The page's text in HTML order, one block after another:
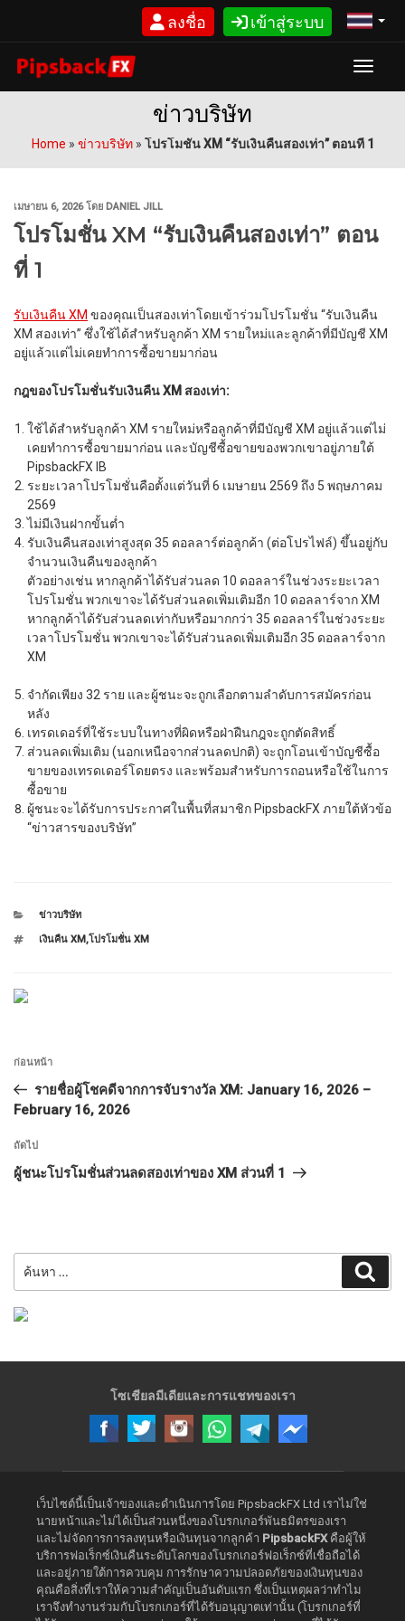
บทความ
เข้าสู่ระบบ
ลงชื่อ
ข่าวบริษัท
Home » ข่าวบริษัท» โปรโมชั่น XM “รับเงินคืนสองเท่า” ตอนที่ 1
เขียน
วัน
เมษายน 6, 2026โดย DANIEL JILL
โปรโมชั่น XM “รับเงินคืนสองเท่า” ตอน
ที่ 1
รับเงินคืน XM ของคุณเป็นสองเท่าโดยเข้าร่วมโปรโมชั่น “รับเงินคืน
XM สองเท่า” ซึ่งใช้ได้สำหรับลูกค้า XM รายใหม่และลูกค้าที่มีบัญชี XM
อยู่แล้วแต่ไม่เคยทำการซื้อขายมาก่อน
กฎของโปรโมชั่นรับเงินคืน XM สองเท่า:
ใช้ได้สำหรับลูกค้า XM รายใหม่หรือลูกค้าที่มีบัญชี XM อยู่แล้วแต่ไม่
เคยทำการซื้อขายมาก่อน และบัญชีซื้อขายของพวกเขาอยู่ภายใต้
PipsbackFX IB
ระยะเวลาโปรโมชั่นคือตั้งแต่วันที่ 6 เมษายน 2569 ถึง 5 พฤษภาคม
2569
ไม่มีเงินฝากขั้นต่ำ
รับเงินคืนสองเท่าสูงสุด 35 ดอลลาร์ต่อลูกค้า (ต่อโปรไฟล์) ขึ้นอยู่กับ
จำนวนเงินคืนของลูกค้า
ตัวอย่างเช่น หากลูกค้าได้รับส่วนลด 10 ดอลลาร์ในช่วงระยะเวลา
โปรโมชั่น พวกเขาจะได้รับส่วนลดเพิ่มเติมอีก 10 ดอลลาร์จาก XM
หากลูกค้าได้รับส่วนลดเท่ากับหรือมากกว่า 35 ดอลลาร์ในช่วงระยะ
เวลาโปรโมชั่น พวกเขาจะได้รับส่วนลดเพิ่มเติมอีก 35 ดอลลาร์จาก
XM
จำกัดเพียง 32 ราย และผู้ชนะจะถูกเลือกตามลำดับการสมัครก่อน
หลัง
เทรดเดอร์ที่ใช้ระบบในทางที่ผิดหรือฝ่าฝืนกฎจะถูกตัดสิทธิ์
ส่วนลดเพิ่มเติม (นอกเหนือจากส่วนลดปกติ) จะถูกโอนเข้าบัญชีซื้อ
ขายของเทรดเดอร์โดยตรง และพร้อมสำหรับการถอนหรือใช้ในการ
ซื้อขาย
ผู้ชนะจะได้รับการประกาศในพื้นที่สมาชิก PipsbackFX ภายใต้หัวข้อ
“ข่าวสารของบริษัท”
หมวด
ข่าวบริษัท
ป้าย
เงินคืน XM,โปรโมชั่น XM
แนะแนว
เรื่อง
เรื่อง
ก่อน
หน้า
ก่อนหน้า
รายชื่อผู้โชคดีจากการจับรางวัล XM: January 16, 2026 –
February 16, 2026
เรื่อง
ถัด
ไป
ถัดไป
ผู้ชนะโปรโมชั่นส่วนลดสองเท่าของ XM ส่วนที่ 1
โซเชียลมีเดียและการแชทของเรา
เว็บไซต์นี้เป็นเจ้าของและดำเนินการโดย PipsbackFX Ltd เราไม่ใช่
นายหน้าและไม่ได้เป็นส่วนหนึ่งของโบรกเกอร์พันธมิตรของเรา
และไม่จัดการการลงทุนหรือเงินทุนจากลูกค้า PipsbackFXคือผู้ให้
บริการฟอเร็กซ์เงินคืนระดับโลกของโบรกเกอร์ฟอเร็กซ์ที่เชื่อถือได้
และอยู่ภายใต้การควบคุม การรักษาความปลอดภัยของเงินทุนของ
คุณคือสิ่งที่เราให้ความสำคัญเป็นอันดับแรก ซึ่งเป็นเหตุผลว่าทำไม
เราจึงทำงานร่วมกับโบรกเกอร์ที่ได้รับอนุญาตเท่านั้น (โบรกเกอร์ที่